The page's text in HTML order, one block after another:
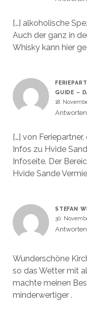
[…] alkoholische
Auch der ganz in
Whisky kann hier
GUIDE –
18.
Antworten
[…] von
Infos zu Hvide
Infoseite. Der
Hvide Sande
STEFAN
30.
Antworten
Wunderschöne
so das Wetter mit
machte meinen
minderwertiger .